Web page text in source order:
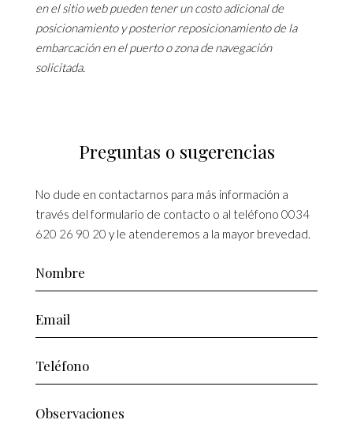
en el sitio web pueden tener un costo adicional de
posicionamiento y posterior reposicionamiento de la
embarcación en el puerto o zona de navegación
solicitada.
Preguntas o sugerencias
No dude en contactarnos para más información a
través del formulario de contacto o al teléfono 0034
620 26 90 20 y le atenderemos a la mayor brevedad.